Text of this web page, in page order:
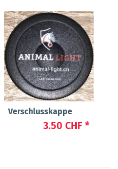
Verschlusskappe
3.50 CHF *